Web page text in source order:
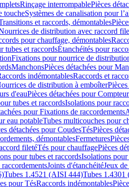
Rinçage interrompablePièces
toucheSystèmes de canalisation pour
et raccords, démontables
de distribution avec raccord
pour chauffage, démontables
tubes et raccordsÉtanchéités pour
Fixations pour nourrice de
ManchonsPièces détachées pour
indémontablesRaccords et
de distribution à emboîter
d'eauPièces détachées pour
tubes et raccordsIsolations pour
pour Fixations de raccordements
eau potableTubes multicouches pour
détachées pour CoudesTésPièces
démontablesFermetures
filetéTés pour chauffagePièces
pour tubes et raccordsIsolations pour
Joints d'étanchéitéJeux
Tubes 1.4521 (AISI 444)Tubes
pour TésRaccords indémontables